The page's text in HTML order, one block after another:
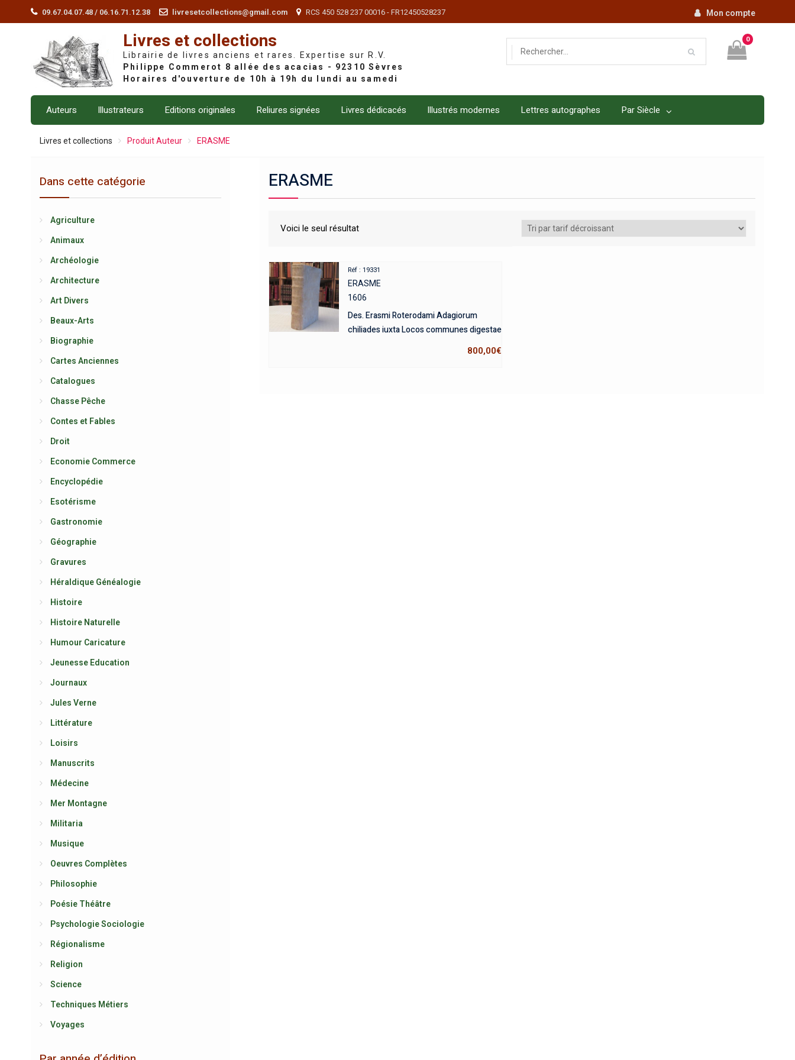
09.67.04.07.48 / 06.16.71.12.38 livresetcollections@gmail.com RCS 450 528 237 00016 - FR12450528237 Mon compte
Livres et collections
Librairie de livres anciens et rares. Expertise sur R.V.
0
Auteurs Illustrateurs Editions originales Reliures signées Livres dédicacés Illustrés modernes Lettres autographes Par Siècle
Livres et collections Produit Auteur ERASME
ERASME
Voici le seul résultat
Réf : 19331
ERASME
1606
Des. Erasmi Roterodami Adagiorum
chiliades iuxta Locos communes digestae
800,00€
Dans cette catégorie
Agriculture
Animaux
Archéologie
Architecture
Art Divers
Beaux-Arts
Biographie
Cartes Anciennes
Catalogues
Chasse Pêche
Contes et Fables
Droit
Economie Commerce
Encyclopédie
Esotérisme
Gastronomie
Géographie
Gravures
Héraldique Généalogie
Histoire
Histoire Naturelle
Humour Caricature
Jeunesse Education
Journaux
Jules Verne
Littérature
Loisirs
Manuscrits
Médecine
Mer Montagne
Militaria
Musique
Oeuvres Complètes
Philosophie
Poésie Théâtre
Psychologie Sociologie
Régionalisme
Religion
Science
Techniques Métiers
Voyages